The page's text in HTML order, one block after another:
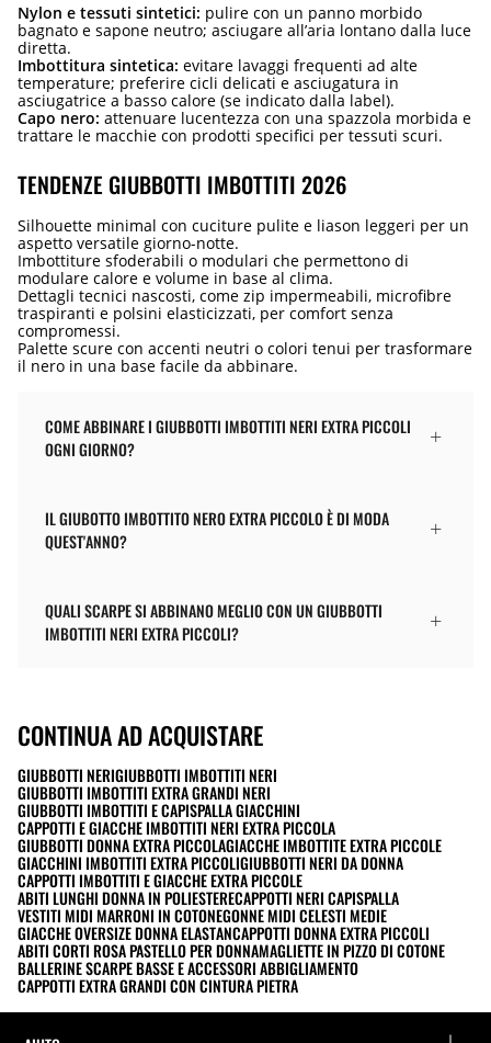
Nylon e tessuti sintetici: pulire con un panno morbido
bagnato e sapone neutro; asciugare all’aria lontano dalla luce
diretta.
Imbottitura sintetica: evitare lavaggi frequenti ad alte
temperature; preferire cicli delicati e asciugatura in
asciugatrice a basso calore (se indicato dalla label).
Capo nero: attenuare lucentezza con una spazzola morbida e
trattare le macchie con prodotti specifici per tessuti scuri.
TENDENZE GIUBBOTTI IMBOTTITI 2026
Silhouette minimal con cuciture pulite e liason leggeri per un
aspetto versatile giorno-notte.
Imbottiture sfoderabili o modulari che permettono di
modulare calore e volume in base al clima.
Dettagli tecnici nascosti, come zip impermeabili, microfibre
traspiranti e polsini elasticizzati, per comfort senza
compromessi.
Palette scure con accenti neutri o colori tenui per trasformare
il nero in una base facile da abbinare.
COME ABBINARE I GIUBBOTTI IMBOTTITI NERI EXTRA PICCOLI
OGNI GIORNO?
IL GIUBOTTO IMBOTTITO NERO EXTRA PICCOLO È DI MODA
QUEST'ANNO?
QUALI SCARPE SI ABBINANO MEGLIO CON UN GIUBBOTTI
IMBOTTITI NERI EXTRA PICCOLI?
CONTINUA AD ACQUISTARE
GIUBBOTTI NERIGIUBBOTTI IMBOTTITI NERI
GIUBBOTTI IMBOTTITI EXTRA GRANDI NERI
GIUBBOTTI IMBOTTITI E CAPISPALLA GIACCHINI
CAPPOTTI E GIACCHE IMBOTTITI NERI EXTRA PICCOLA
GIUBBOTTI DONNA EXTRA PICCOLAGIACCHE IMBOTTITE EXTRA PICCOLE
GIACCHINI IMBOTTITI EXTRA PICCOLIGIUBBOTTI NERI DA DONNA
CAPPOTTI IMBOTTITI E GIACCHE EXTRA PICCOLE
ABITI LUNGHI DONNA IN POLIESTERECAPPOTTI NERI CAPISPALLA
VESTITI MIDI MARRONI IN COTONEGONNE MIDI CELESTI MEDIE
GIACCHE OVERSIZE DONNA ELASTANCAPPOTTI DONNA EXTRA PICCOLI
ABITI CORTI ROSA PASTELLO PER DONNAMAGLIETTE IN PIZZO DI COTONE
BALLERINE SCARPE BASSE E ACCESSORI ABBIGLIAMENTO
CAPPOTTI EXTRA GRANDI CON CINTURA PIETRA